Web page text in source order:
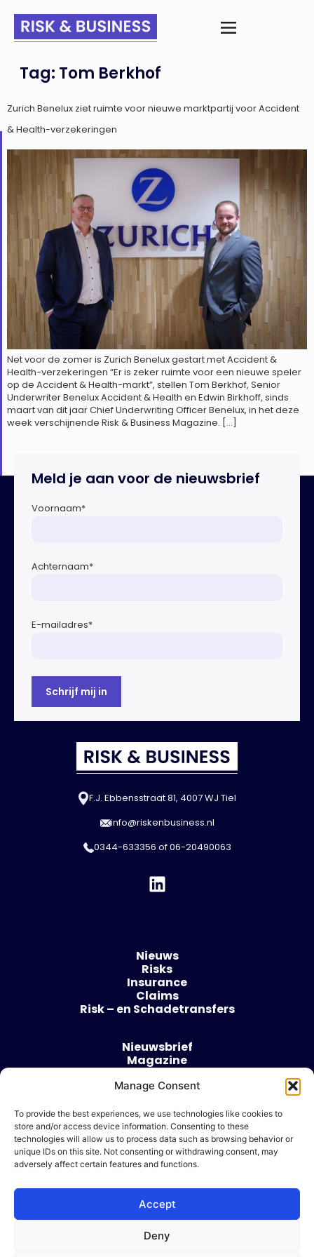
Manage Consent
To provide the best experiences, we use technologies like cookies to
store and/or access device information. Consenting to these
technologies will allow us to process data such as browsing behavior or
unique IDs on this site. Not consenting or withdrawing consent, may
adversely affect certain features and functions.
Accept
Deny
Tag: Tom Berkhof
Zurich Benelux ziet ruimte voor nieuwe marktpartij voor Accident
& Health-verzekeringen
Net voor de zomer is Zurich Benelux gestart met Accident &
Health-verzekeringen “Er is zeker ruimte voor een nieuwe speler
op de Accident & Health-markt”, stellen Tom Berkhof, Senior
Underwriter Benelux Accident & Health en Edwin Birkhoff, sinds
maart van dit jaar Chief Underwriting Officer Benelux, in het deze
week verschijnende Risk & Business Magazine. […]
Meld je aan voor de nieuwsbrief
Voornaam*
Achternaam*
E-mailadres*
F.J. Ebbensstraat 81, 4007 WJ Tiel
info@riskenbusiness.nl
0344-633356 of06-20490063
Nieuws
Risks
Insurance
Claims
Risk – en Schadetransfers
Nieuwsbrief
Magazine
Over
Algemene voorwaarden
Cookie beleid
Ik wil adverteren